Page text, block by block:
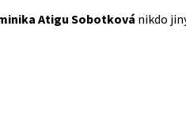
Atigu Sobotková nikdo